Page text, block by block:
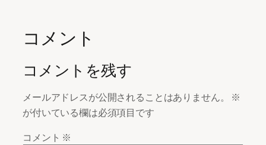
コメント
コメントを残す
メールアドレスが公開されることはありません。
※
が付いている欄は必須項目です
コメント ※